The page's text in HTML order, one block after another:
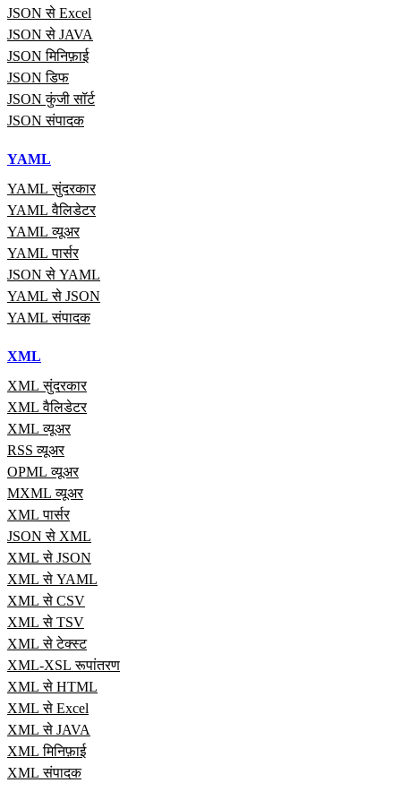
JSON से Excel
JSON से JAVA
JSON मिनिफ़ाई
JSON डिफ
JSON कुंजी सॉर्ट
JSON संपादक
YAML
YAML सुंदरकार
YAML वैलिडेटर
YAML व्यूअर
YAML पार्सर
JSON से YAML
YAML से JSON
YAML संपादक
XML
XML सुंदरकार
XML वैलिडेटर
XML व्यूअर
RSS व्यूअर
OPML व्यूअर
MXML व्यूअर
XML पार्सर
JSON से XML
XML से JSON
XML से YAML
XML से CSV
XML से TSV
XML से टेक्स्ट
XML-XSL रूपांतरण
XML से HTML
XML से Excel
XML से JAVA
XML मिनिफ़ाई
XML संपादक